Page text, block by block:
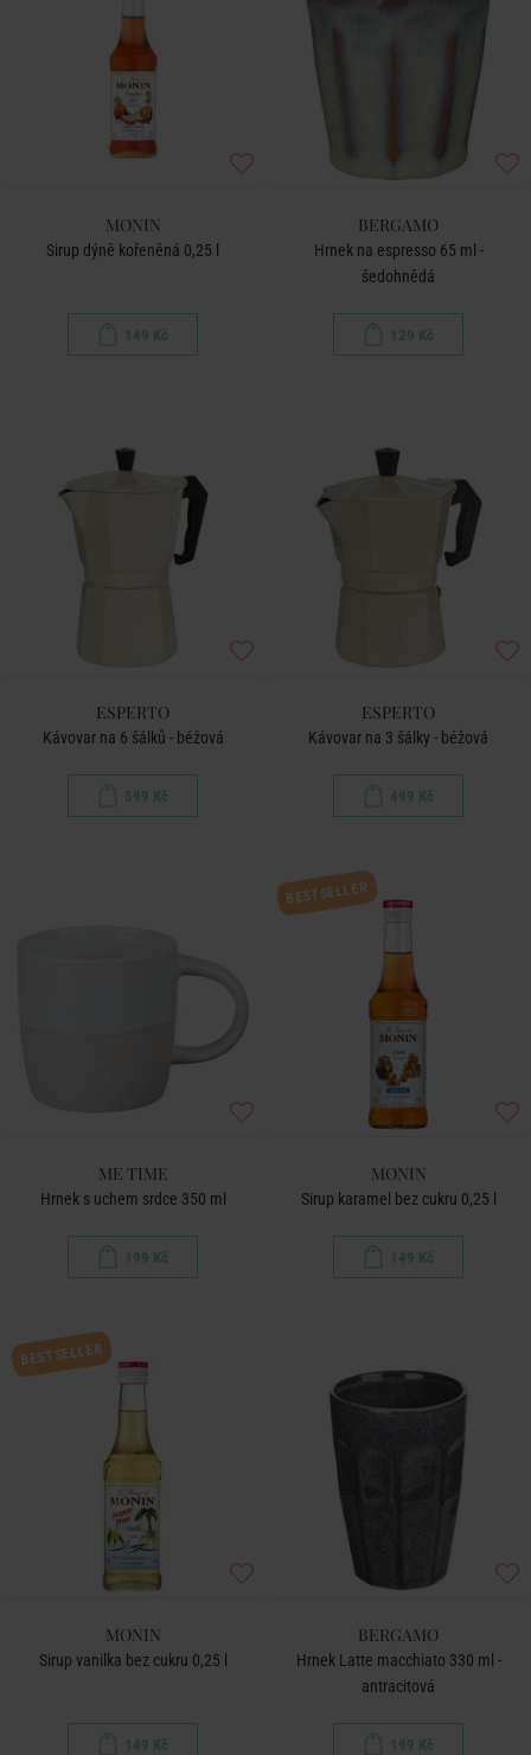
MONIN
Sirup dýně kořeněná 0,25 l
149 Kč
BERGAMO
Hrnek na espresso 65 ml -
šedohnědá
129 Kč
ESPERTO
Kávovar na 6 šálků - béžová
599 Kč
ESPERTO
Kávovar na 3 šálky - béžová
499 Kč
ME TIME
Hrnek s uchem srdce 350 ml
199 Kč
BESTSELLER
MONIN
Sirup karamel bez cukru 0,25 l
149 Kč
BESTSELLER
MONIN
Sirup vanilka bez cukru 0,25 l
149 Kč
BERGAMO
Hrnek Latte macchiato 330 ml -
antracitová
199 Kč